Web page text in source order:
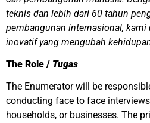
teknis dan lebih dari 60 tahun
pembangunan internasional,
inovatif yang mengubah
The Role / Tugas
The Enumerator will be
conducting face to face
households, or businesses. The